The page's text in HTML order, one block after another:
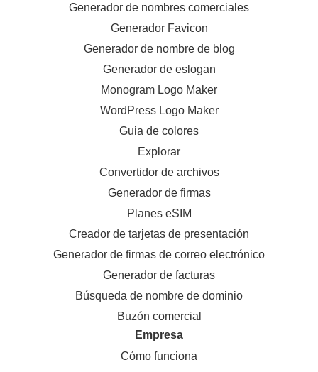
Generador de nombres comerciales
Generador Favicon
Generador de nombre de blog
Generador de eslogan
Monogram Logo Maker
WordPress Logo Maker
Guia de colores
Explorar
Convertidor de archivos
Generador de firmas
Planes eSIM
Creador de tarjetas de presentación
Generador de firmas de correo electrónico
Generador de facturas
Búsqueda de nombre de dominio
Buzón comercial
Empresa
Cómo funciona